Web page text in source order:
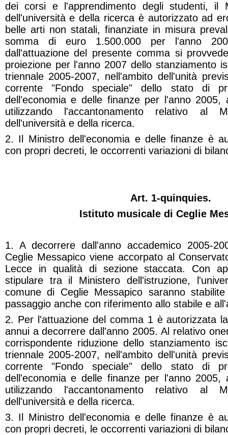
dei corsi e l'apprendimento degli studenti, il
dell'università e della ricerca è autorizzato ad
belle arti non statali, finanziate in misura
somma di euro 1.500.000 per l'anno
dall'attuazione del presente comma si
proiezione per l'anno 2007 dello stanziamento
triennale 2005-2007, nell'ambito dell'unità
corrente "Fondo speciale" dello stato di
dell'economia e delle finanze per l'anno 2005,
utilizzando l'accantonamento relativo al
dell'università e della ricerca.
2. Il Ministro dell'economia e delle finanze è
con propri decreti, le occorrenti variazioni di
Art. 1-quinquies.
Istituto musicale di Ceglie
1. A decorrere dall'anno accademico 2005-
Ceglie Messapico viene accorpato al
Lecce in qualità di sezione staccata. Con
stipulare tra il Ministero dell'istruzione,
comune di Ceglie Messapico saranno
passaggio anche con riferimento allo stabile e
2. Per l'attuazione del comma 1 è autorizzata
annui a decorrere dall'anno 2005. Al relativo
corrispondente riduzione dello stanziamento
triennale 2005-2007, nell'ambito dell'unità
corrente "Fondo speciale" dello stato di
dell'economia e delle finanze per l'anno 2005,
utilizzando l'accantonamento relativo al
dell'università e della ricerca.
3. Il Ministro dell'economia e delle finanze è
con propri decreti, le occorrenti variazioni di